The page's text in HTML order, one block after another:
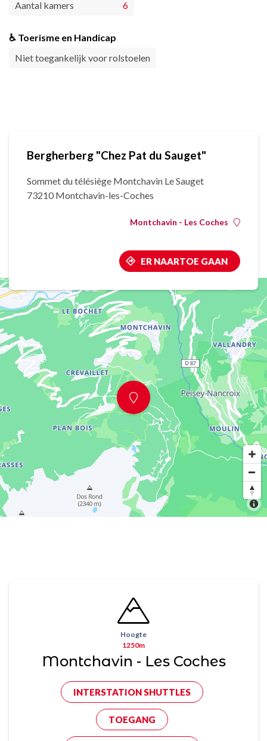
Aantal kamers 6
♿ Toerisme en Handicap
Niet toegankelijk voor rolstoelen
Bergherberg "Chez Pat du Sauget"
Sommet du télésiège Montchavin Le Sauget
73210 Montchavin-les-Coches
Montchavin - Les Coches
ER NAARTOE GAAN
Hoogte
1250m
Montchavin - Les Coches
INTERSTATION SHUTTLES
TOEGANG